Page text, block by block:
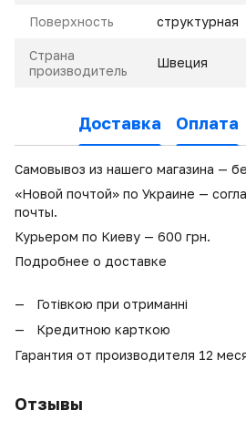
Поверхность структурная
Страна
производитель
Швеция
Доставка Оплата
Самовывоз из нашего магазина —
«Новой почтой» по Украине —
почты.
Курьером по Киеву — 600 грн.
Подробнее о доставке
Готівкою при отриманні
Кредитною карткою
Гарантия от производителя 12
Отзывы